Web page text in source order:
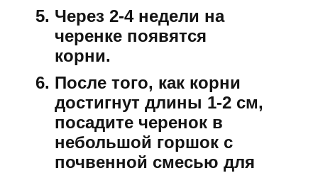
Через 2-4 недели на
черенке появятся
корни.
После того, как корни
достигнут длины 1-2 см,
посадите черенок в
небольшой горшок с
почвенной смесью для